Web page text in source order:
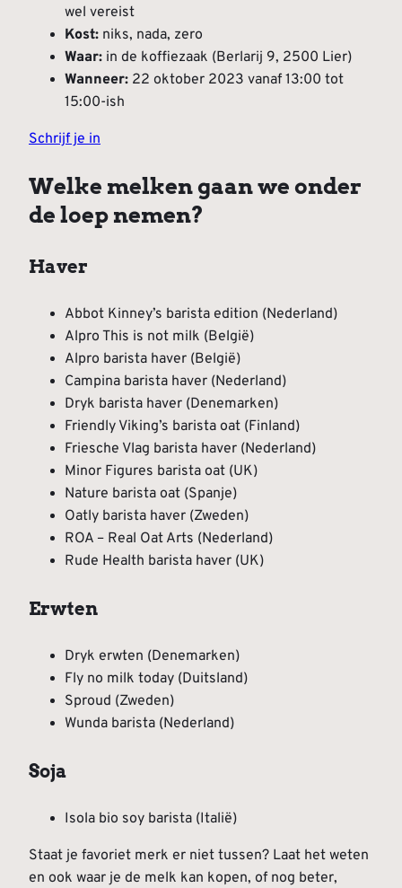
wel vereist
Kost: niks, nada, zero
Waar: in de koffiezaak (Berlarij 9, 2500 Lier)
Wanneer: 22 oktober 2023 vanaf 13:00 tot
15:00-ish
Schrijf je in
Welke melken gaan we onder
de loep nemen?
Haver
Abbot Kinney’s barista edition (Nederland)
Alpro This is not milk (België)
Alpro barista haver (België)
Campina barista haver (Nederland)
Dryk barista haver (Denemarken)
Friendly Viking’s barista oat (Finland)
Friesche Vlag barista haver (Nederland)
Minor Figures barista oat (UK)
Nature barista oat (Spanje)
Oatly barista haver (Zweden)
ROA – Real Oat Arts (Nederland)
Rude Health barista haver (UK)
Erwten
Dryk erwten (Denemarken)
Fly no milk today (Duitsland)
Sproud (Zweden)
Wunda barista (Nederland)
Soja
Isola bio soy barista (Italië)
Staat je favoriet merk er niet tussen? Laat het weten
en ook waar je de melk kan kopen, of nog beter,